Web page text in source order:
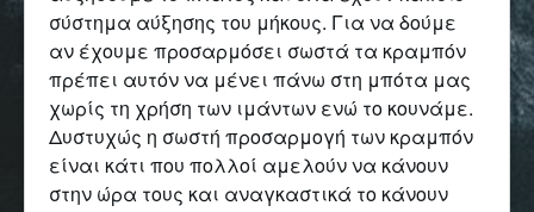
σύστημα αύξησης του μήκους. Για να δούμε
αν έχουμε προσαρμόσει σωστά τα κραμπόν
πρέπει αυτόν να μένει πάνω στη μπότα μας
χωρίς τη χρήση των ιμάντων ενώ το κουνάμε.
Δυστυχώς η σωστή προσαρμογή των κραμπόν
είναι κάτι που πολλοί αμελούν να κάνουν
στην ώρα τους και αναγκαστικά το κάνουν